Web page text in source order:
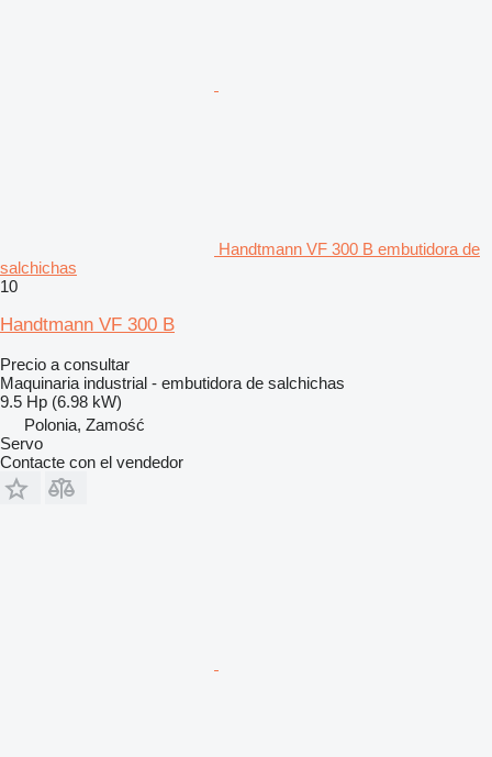
Handtmann VF 300 B embutidora de
salchichas
10
Handtmann VF 300 B
Precio a consultar
Maquinaria industrial - embutidora de salchichas
9.5 Hp (6.98 kW)
Polonia, Zamość
Servo
Contacte con el vendedor